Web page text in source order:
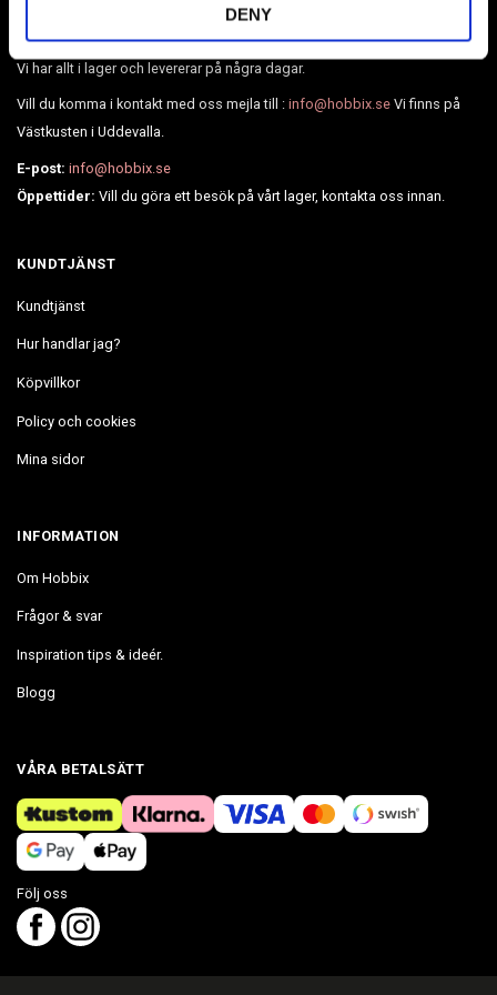
DENY
Broderier, Diamond painting, pärlor, läder, BioThane, webbing och
Vi har allt i lager och levererar på några dagar.
Vill du komma i kontakt med oss mejla till :info@hobbix.se Vi finns på
Västkusten i Uddevalla.
E-post: info@hobbix.se
Öppettider: Vill du göra ett besök på vårt lager, kontakta oss innan.
KUNDTJÄNST
Kundtjänst
Hur handlar jag?
Köpvillkor
Policy och cookies
Mina sidor
INFORMATION
Om Hobbix
Frågor & svar
Inspiration tips & ideér.
Blogg
VÅRA BETALSÄTT
Följ oss